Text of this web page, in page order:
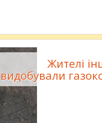
Жителі
видобували